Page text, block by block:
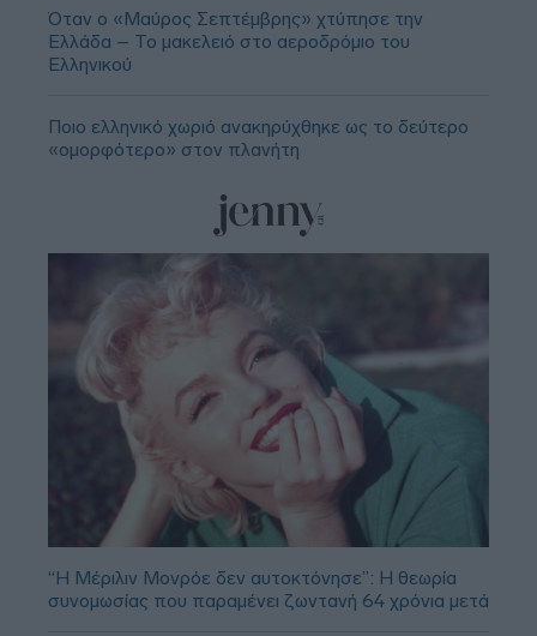
Όταν ο «Μαύρος Σεπτέμβρης» χτύπησε την
Ελλάδα – Το μακελειό στο αεροδρόμιο του
Ελληνικού
Ποιο ελληνικό χωριό ανακηρύχθηκε ως το δεύτερο
«ομορφότερο» στον πλανήτη
“Η Μέριλιν Μονρόε δεν αυτοκτόνησε”: Η θεωρία
συνομωσίας που παραμένει ζωντανή 64 χρόνια μετά